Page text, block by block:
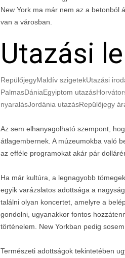
New York ma már nem az a betonból
van a városban.
Utazási
RepülőjegyMaldív szigetekUtazási
PalmasDániaEgyiptom utazás
nyaralásJordánia utazásRepülőjegy
Az sem elhanyagolható szempont,
átlagembernek. A múzeumokba való
az efféle programokat akár pár
Ha már kultúra, a legnagyobb
egyik varázslatos adottsága a
találni olyan koncertet, amelyre a
gondolni, ugyanakkor fontos
történelem. New Yorkban pedig
Természeti adottságok tekintetében